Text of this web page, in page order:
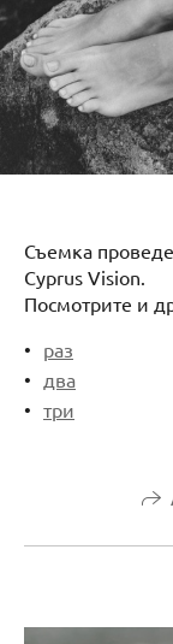
Съемка
Cyprus Vision.
Посмотрите и
раз
два
три